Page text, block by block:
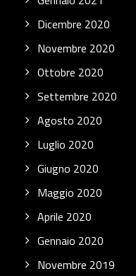
Dicembre 2020
Novembre 2020
Ottobre 2020
Settembre 2020
Agosto 2020
Luglio 2020
Giugno 2020
Maggio 2020
Aprile 2020
Gennaio 2020
Novembre 2019